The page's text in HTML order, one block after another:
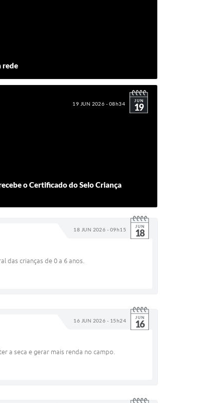
rede
19 JUN 2026 - 08h34 JUN
19
o Certificado do Selo Criança
18 JUN 2026 - 09h15 JUN
18
das crianças de 0 a 6 anos.
16 JUN 2026 - 15h24 JUN
16
a seca e gerar mais renda no campo.